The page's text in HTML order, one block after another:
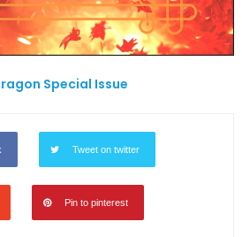
Special Issue
Tweet on twitter
Pin to pinterest